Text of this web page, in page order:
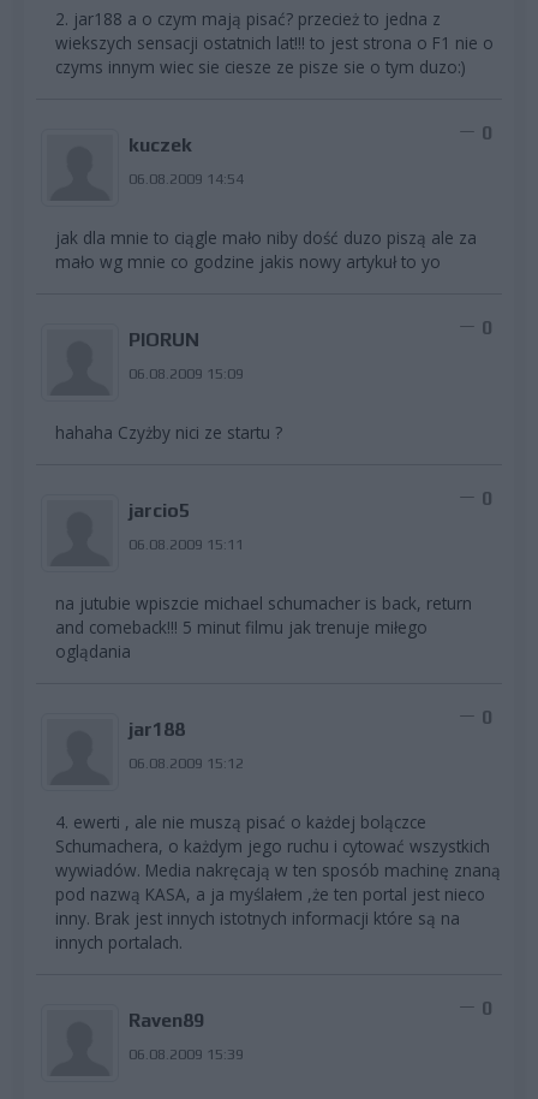
2. jar188 a o czym mają pisać? przecież to jedna z
wiekszych sensacji ostatnich lat!!! to jest strona o F1 nie o
czyms innym wiec sie ciesze ze pisze sie o tym duzo:)
kuczek
06.08.2009 14:54
0
jak dla mnie to ciągle mało niby dość duzo piszą ale za
mało wg mnie co godzine jakis nowy artykuł to yo
PIORUN
06.08.2009 15:09
0
hahaha Czyżby nici ze startu ?
jarcio5
06.08.2009 15:11
0
na jutubie wpiszcie michael schumacher is back, return
and comeback!!! 5 minut filmu jak trenuje miłego
oglądania
jar188
06.08.2009 15:12
0
4. ewerti , ale nie muszą pisać o każdej bolączce
Schumachera, o każdym jego ruchu i cytować wszystkich
wywiadów. Media nakręcają w ten sposób machinę znaną
pod nazwą KASA, a ja myślałem ,że ten portal jest nieco
inny. Brak jest innych istotnych informacji które są na
innych portalach.
Raven89
06.08.2009 15:39
0